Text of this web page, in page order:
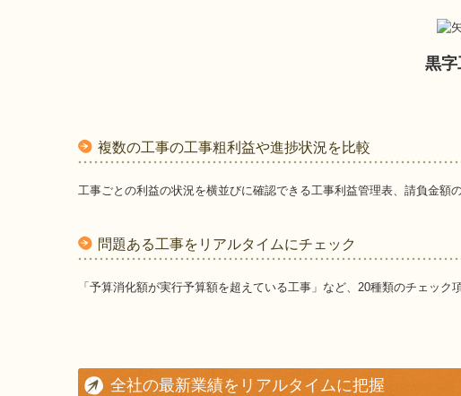
黒字
複数の工事の工事粗利益や進捗状況を比較
工事ごとの利益の状況を横並びに確認できる工事利益管理表、請負金額
問題ある工事をリアルタイムにチェック
「予算消化額が実行予算額を超えている工事」など、20種類のチェッ
全社の最新業績をリアルタイムに把握